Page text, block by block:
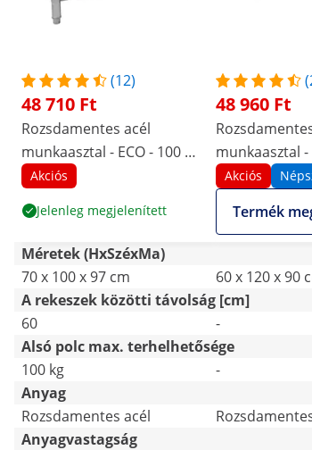
(12)
48 710 Ft
Rozsdamentes acél
munkaasztal - ECO - 100 x
70 cm - 250 kg - hátsó
Akciós
Jelenleg megjelenített
48 960 Ft
munkaasztal -
120 x 60 cm -
összecsukható
Catering
Akciós
Termék
Méretek (HxSzéxMa)
70 x 100 x 97 cm
60 x 120 x 90
A rekeszek közötti távolság [cm]
60
-
Alsó polc max. terhelhetősége
100 kg
-
Anyag
Rozsdamentes acél
Anyagvastagság